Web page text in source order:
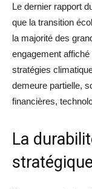
Le dernier rapport
que la transition
la majorité des
engagement
stratégies
demeure partielle,
financières,
La